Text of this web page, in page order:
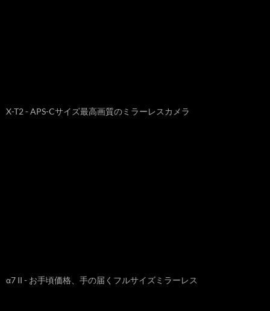
X-T2 - APS-Cサイズ最高画質のミラーレスカメラ
α7 II - お手頃価格、手の届くフルサイズミラーレス